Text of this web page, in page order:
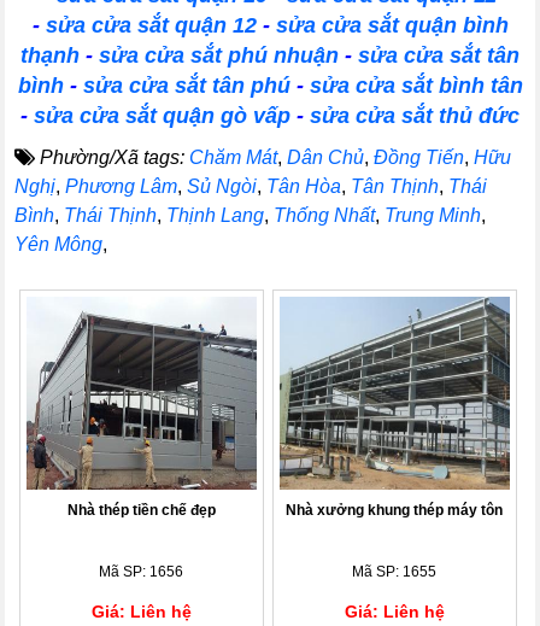
- sửa cửa sắt quận 12- sửa cửa sắt quận bình
thạnh - sửa cửa sắt phú nhuận - sửa cửa sắt tân
bình- sửa cửa sắt tân phú- sửa cửa sắt bình tân
- sửa cửa sắt quận gò vấp - sửa cửa sắt thủ đức
Phường/Xã tags: Chăm Mát,Dân Chủ,Đồng Tiến,Hữu
Nghị,Phương Lâm,Sủ Ngòi, Tân Hòa, Tân Thịnh, Thái
Bình, Thái Thịnh, Thịnh Lang, Thống Nhất, Trung Minh,
Yên Mông,
Nhà thép tiền chế đẹp
Mã SP: 1656
Giá: Liên hệ
Nhà xưởng khung thép máy tôn
Mã SP: 1655
Giá: Liên hệ